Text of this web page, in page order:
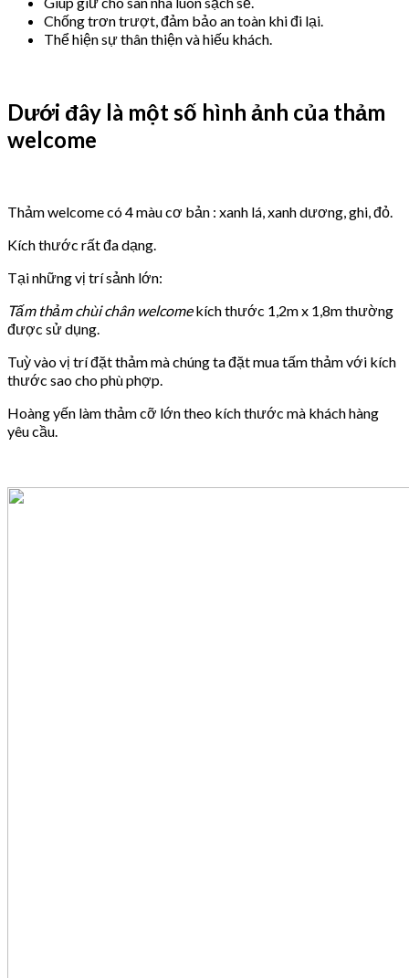
Chống trơn trượt, đảm bảo an toàn khi đi lại.
Thể hiện sự thân thiện và hiếu khách.
Dưới đây là một số hình ảnh của thảm
welcome
Thảm welcome có 4 màu cơ bản : xanh lá, xanh dương, ghi, đỏ.
Kích thước rất đa dạng.
Tại những vị trí sảnh lớn:
Tấm thảm chùi chân welcomekích thước 1,2m x 1,8m thường
được sử dụng.
Tuỳ vào vị trí đặt thảm mà chúng ta đặt mua tấm thảm với kích
thước sao cho phù phợp.
Hoàng yến làm thảm cỡ lớn theo kích thước mà khách hàng
yêu cầu.